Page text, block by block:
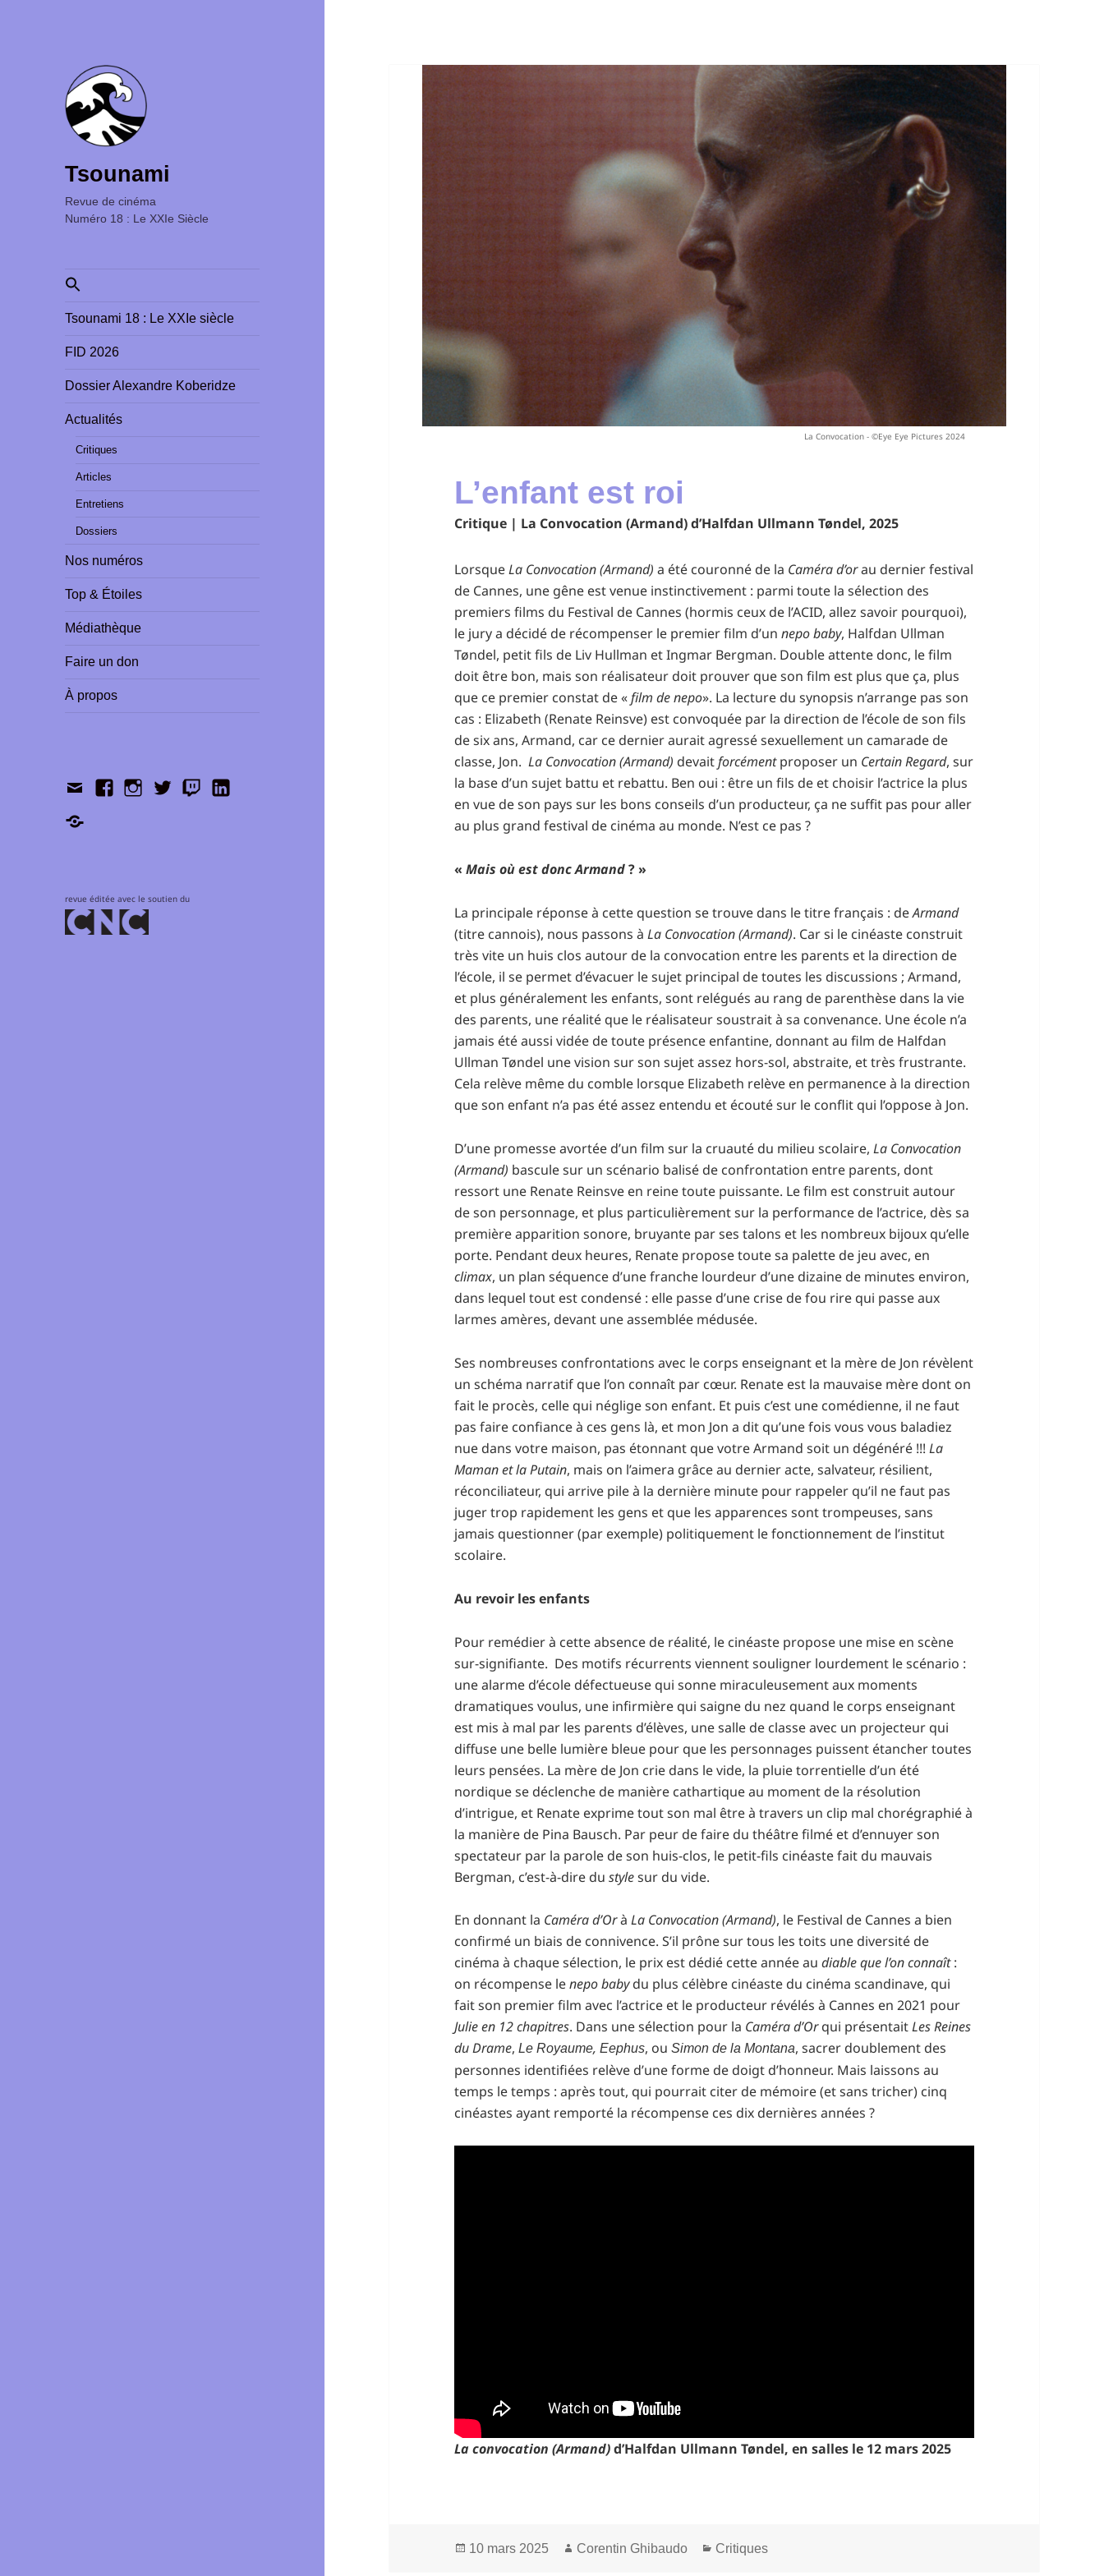
Tsounami
Revue de cinéma ‎ ‎ ‎ ‎ ‎ ‎ ‎ ‎ ‎ ‎ ‎ ‎ ‎ ‎ ‎ ‎ ‎ ‎ ‎ ‎ ‎ ‎ ‎ ‎ ‎ ‎
Numéro 18 : Le XXIe Siècle
Search
for:
Tsounami 18 : Le XXIe siècle
FID 2026
Dossier Alexandre Koberidze
Actualités
Critiques
Articles
Entretiens
Dossiers
Nos numéros
Top & Étoiles
Médiathèque
Faire un don
À propos
ContactFacebookInstagramTwitterTwitchLinkedIn
Shop
revue éditée avec le soutien du
La Convocation - ©Eye Eye Pictures 2024
L’enfant est roi
Critique | La Convocation (Armand) d’Halfdan Ullmann Tøndel, 2025
LorsqueLa Convocation (Armand) a été couronné de la Caméra d’orau dernier festival
de Cannes, une gêne est venue instinctivement : parmi toute la sélection des
premiers films du Festival de Cannes (hormis ceux de l’ACID, allez savoir pourquoi),
le jury a décidé de récompenser le premier film d’unnepo baby, Halfdan Ullman
Tøndel, petit fils de Liv Hullman et Ingmar Bergman. Double attente donc, le film
doit être bon, mais son réalisateur doit prouver que son film est plus que ça, plus
que ce premier constat de «film de nepo». La lecture du synopsis n’arrange pas son
cas : Elizabeth (Renate Reinsve) est convoquée par la direction de l’école de son fils
de six ans, Armand, car ce dernier aurait agressé sexuellement un camarade de
classe, Jon.La Convocation (Armand) devaitforcémentproposer un Certain Regard, sur
la base d’un sujet battu et rebattu. Ben oui : être un fils de et choisir l’actrice la plus
en vue de son pays sur les bons conseils d’un producteur, ça ne suffit pas pour aller
au plus grand festival de cinéma au monde. N’est ce pas ?
« Mais où est donc Armand? »
La principale réponse à cette question se trouve dans le titre français : deArmand
(titre cannois), nous passons àLa Convocation (Armand). Car si le cinéaste construit
très vite un huis clos autour de la convocation entre les parents et la direction de
l’école, il se permet d’évacuer le sujet principal de toutes les discussions ; Armand,
et plus généralement les enfants, sont relégués au rang de parenthèse dans la vie
des parents, une réalité que le réalisateur soustrait à sa convenance. Une école n’a
jamais été aussi vidée de toute présence enfantine, donnant au film de Halfdan
Ullman Tøndel une vision sur son sujet assez hors-sol, abstraite, et très frustrante.
Cela relève même du comble lorsque Elizabeth relève en permanence à la direction
que son enfant n’a pas été assez entendu et écouté sur le conflit qui l’oppose à Jon.
D’une promesse avortée d’un film sur la cruauté du milieu scolaire,La Convocation
(Armand) bascule sur un scénario balisé de confrontation entre parents, dont
ressort une Renate Reinsve en reine toute puissante. Le film est construit autour
de son personnage, et plus particulièrement sur la performance de l’actrice, dès sa
première apparition sonore, bruyante par ses talons et les nombreux bijoux qu’elle
porte. Pendant deux heures, Renate propose toute sa palette de jeu avec, en
climax, un plan séquence d’une franche lourdeur d’une dizaine de minutes environ,
dans lequel tout est condensé : elle passe d’une crise de fou rire qui passe aux
larmes amères, devant une assemblée médusée.
Ses nombreuses confrontations avec le corps enseignant et la mère de Jon révèlent
un schéma narratif que l’on connaît par cœur. Renate est la mauvaise mère dont on
fait le procès, celle qui néglige son enfant. Et puis c’est une comédienne, il ne faut
pas faire confiance à ces gens là, et mon Jon a dit qu’une fois vous vous baladiez
nue dans votre maison, pas étonnant que votre Armand soit un dégénéré !!!La
Maman et la Putain, mais on l’aimera grâce au dernier acte, salvateur, résilient,
réconciliateur, qui arrive pile à la dernière minute pour rappeler qu’il ne faut pas
juger trop rapidement les gens et que les apparences sont trompeuses, sans
jamais questionner (par exemple) politiquement le fonctionnement de l’institut
scolaire.
Au revoir les enfants
Pour remédier à cette absence de réalité, le cinéaste propose une mise en scène
sur-signifiante. Des motifs récurrents viennent souligner lourdement le scénario :
une alarme d’école défectueuse qui sonne miraculeusement aux moments
dramatiques voulus, une infirmière qui saigne du nez quand le corps enseignant
est mis à mal par les parents d’élèves, une salle de classe avec un projecteur qui
diffuse une belle lumière bleue pour que les personnages puissent étancher toutes
leurs pensées. La mère de Jon crie dans le vide, la pluie torrentielle d’un été
nordique se déclenche de manière cathartique au moment de la résolution
d’intrigue, et Renate exprime tout son mal être à travers un clip mal chorégraphié à
la manière de Pina Bausch. Par peur de faire du théâtre filmé et d’ennuyer son
spectateur par la parole de son huis-clos, le petit-fils cinéaste fait du mauvais
Bergman, c’est-à-dire dustylesur du vide.
En donnant la Caméra d’OràLa Convocation (Armand), le Festival de Cannes a bien
confirmé un biais de connivence. S’il prône sur tous les toits une diversité de
cinéma à chaque sélection, le prix est dédié cette année audiable que l’on connaît:
on récompense lenepo babydu plus célèbre cinéaste du cinéma scandinave, qui
fait son premier film avec l’actrice et le producteur révélés à Cannes en 2021 pour
Julie en 12 chapitres. Dans une sélection pour la Caméra d’Orqui présentaitLes Reines
du Drame,Le Royaume,Eephus, ouSimon de la Montana, sacrer doublement des
personnes identifiées relève d’une forme de doigt d’honneur. Mais laissons au
temps le temps : après tout, qui pourrait citer de mémoire (et sans tricher) cinq
cinéastes ayant remporté la récompense ces dix dernières années ?
La convocation (Armand)d’Halfdan Ullmann Tøndel, en salles le 12 mars 2025
Publié
10 mars 2025 Auteur
Corentin Ghibaudo Catégories
Critiques